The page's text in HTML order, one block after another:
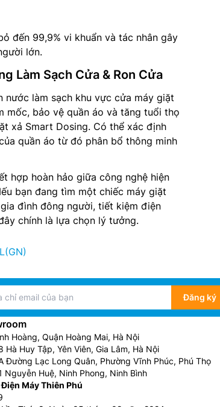
đến 99,9% vi khuẩn và tác nhân gây
lớn.
Làm Sạch Cửa & Ron Cửa
nước làm sạch khu vực cửa máy giặt
mốc, bảo vệ quần áo và tăng tuổi thọ
xả Smart Dosing. Có thể xác định
quần áo từ đó phân bổ thông minh
hợp hoàn hảo giữa công nghệ hiện
bạn đang tìm một chiếc máy giặt
đình đông người, tiết kiệm điện
chính là lựa chọn lý tưởng.
Đăng ký
Hoàng, Quận Hoàng Mai, Hà Nội
Hà Huy Tập, Yên Viên, Gia Lâm, Hà Nội
Đường Lạc Long Quân, Phường Vĩnh Phúc, Phú Thọ
Nguyễn Huệ, Ninh Phong, Ninh Bình
Máy Thiên Phú